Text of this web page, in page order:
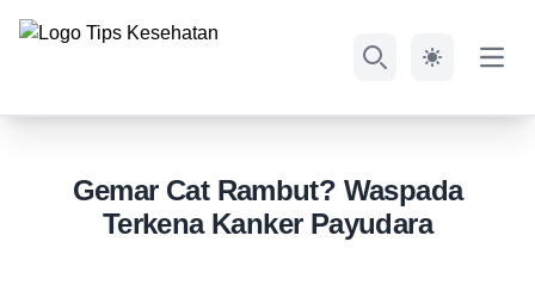
Gemar Cat Rambut? Waspada
Terkena Kanker Payudara